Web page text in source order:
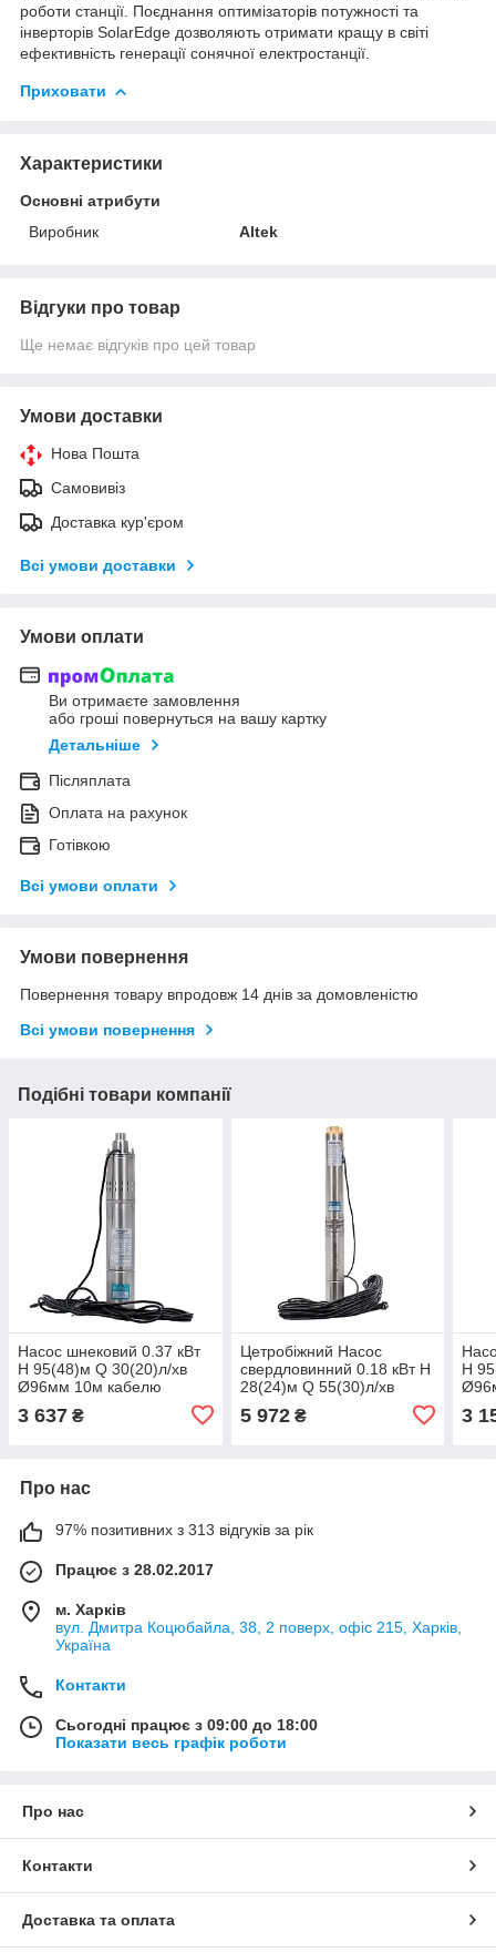
роботи станції. Поєднання оптимізаторів потужності та
інверторів SolarEdge дозволяють отримати кращу в світі
ефективність генерації сонячної електростанції.
Приховати
Характеристики
Основні атрибути
Виробник
Altek
Відгуки про товар
Ще немає відгуків про цей товар
Умови доставки
Нова Пошта
Самовивіз
Доставка кур'єром
Всі умови доставки
Умови оплати
Ви отримаєте замовлення
або гроші повернуться на вашу картку
Детальніше
Післяплата
Оплата на рахунок
Готівкою
Всі умови оплати
Умови повернення
Повернення товару впродовж 14 днів за домовленістю
Всі умови повернення
Подібні товари компанії
Насос шнековий 0.37 кВт
H 95(48)м Q 30(20)л/хв
Ø96мм 10м кабелю
AQUATICA (3_778211)
3 637 ₴
Цетробiжний Насос
свердловинний 0.18 кВт H
28(24)м Q 55(30)л/хв
AQUATICA (DONGYIN)
5 972₴
H
50-
3
Про нас
97% позитивних з 313 відгуків за рік
Працює з 28.02.2017
м. Харків
вул. Дмитра Коцюбайла, 38, 2 поверх, офіс 215, Харків,
Україна
Контакти
Сьогодні працює з 09:00 до 18:00
Показати весь графік роботи
Про нас
Контакти
Доставка та оплата